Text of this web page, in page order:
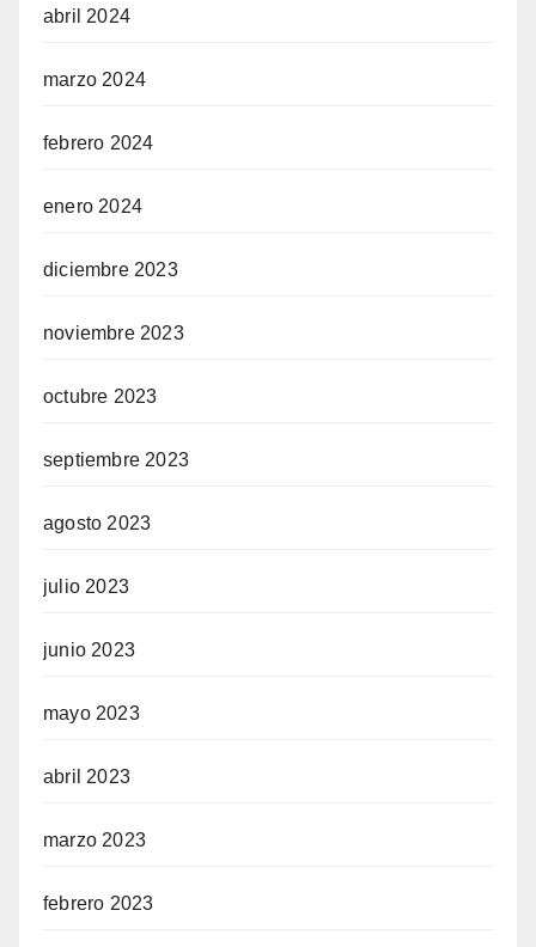
abril 2024
marzo 2024
febrero 2024
enero 2024
diciembre 2023
noviembre 2023
octubre 2023
septiembre 2023
agosto 2023
julio 2023
junio 2023
mayo 2023
abril 2023
marzo 2023
febrero 2023